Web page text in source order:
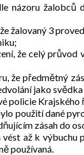
názoru žalobců
žalovaný 3
že celý
že předmětný
jako
policie
použití dané
zásah do
až k
používaná.